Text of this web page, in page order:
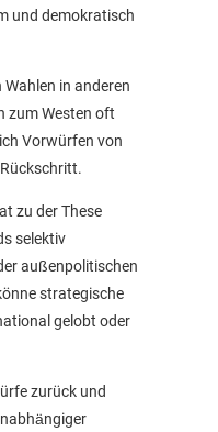
und demokratisch
in anderen
zum Westen oft
Vorwürfen von
zu der These
selektiv
außenpolitischen
strategische
gelobt oder
zurück und